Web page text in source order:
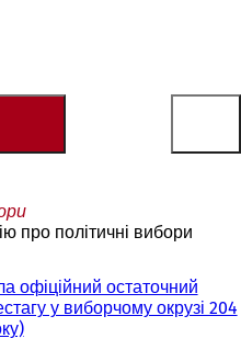
про політичні вибори
офіційний остаточний
у виборчому окрузі 204